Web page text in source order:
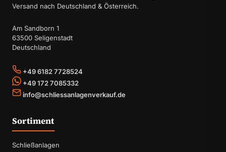
Versand nach Deutschland & Österreich.
Am Sandborn 1
63500 Seligenstadt
Deutschland
+49 6182 7728524
+49 172 7085332
info@schliessanlagenverkauf.de
Sortiment
Schließanlagen